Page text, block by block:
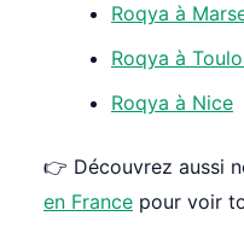
Roqya à
Roqya à
Roqya à Nice
👉 Découvrez aussi
en France pour voir